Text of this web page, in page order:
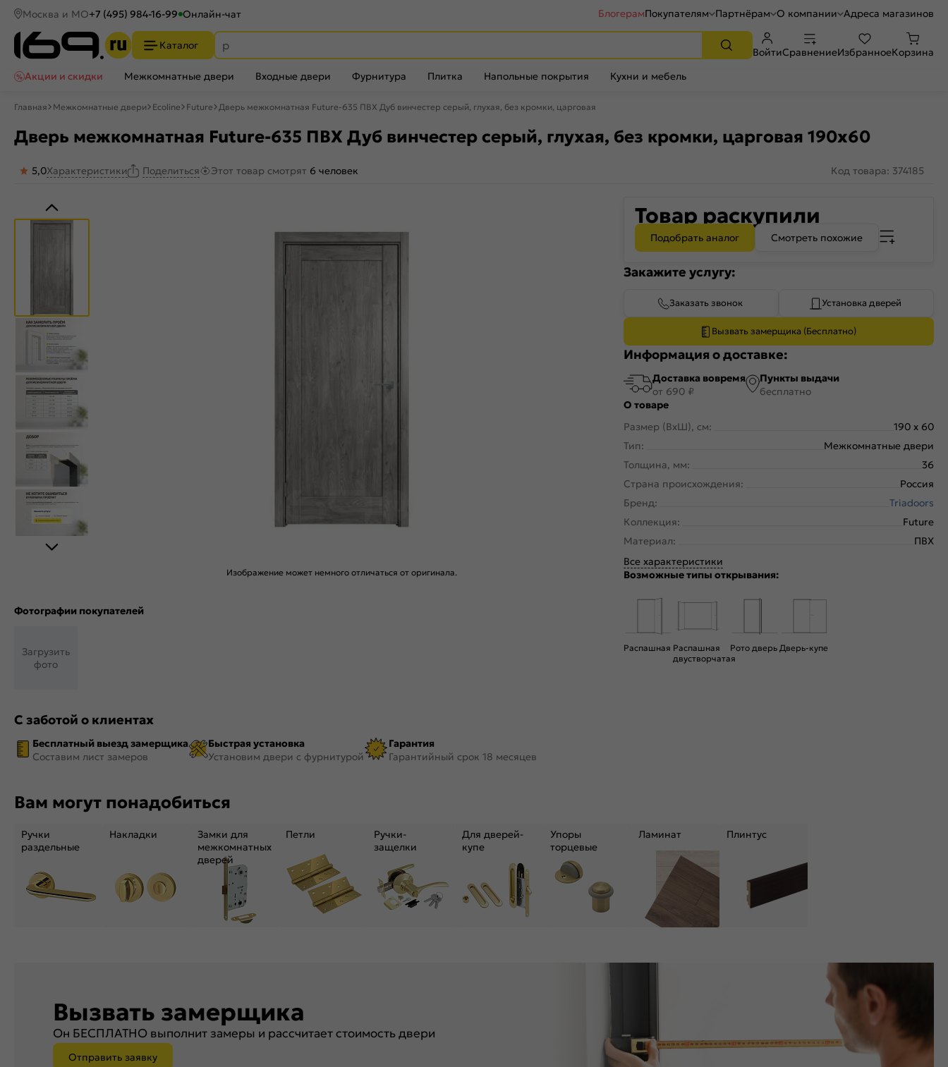
Москва и МО+7 (495) 984-16-99 Онлайн-чат БлогерамПокупателям Партнёрам О компании Адреса магазинов
Каталог
ВойтиСравнениеИзбранноеКорзина
Акции и скидки
Межкомнатные двери Входные двери Фурнитура Плитка Напольные покрытия Кухни и мебель
Главная Межкомнатные двери Ecoline Future Дверь межкомнатная Future-635 ПВХ Дуб винчестер серый, глухая, без кромки, царговая
Дверь межкомнатная Future-635 ПВХ Дуб винчестер серый, глухая, без кромки, царговая 190x60
5,0Характеристики Поделиться Этот товар смотрят 6 человек Код товара: 374185
Изображение может немного отличаться от оригинала.
Фотографии покупателей
Загрузить
фото
С заботой о клиентах
Бесплатный выезд замерщика
Составим лист замеров
Быстрая установка
Установим двери с фурнитурой
Гарантия
Гарантийный срок 18 месяцев
Товар раскупили
Подобрать аналог Смотреть похожие
Закажите услугу:
Заказать звонок Установка дверей
Вызвать замерщика (Бесплатно)
Информация о доставке:
Доставка вовремя
от 690 ₽
Пункты выдачи
бесплатно
О товаре
Размер (ВхШ), см:
190 x 60
Тип:
Межкомнатные двери
Толщина, мм:
36
Страна происхождения:
Россия
Бренд:
Triadoors
Коллекция:
Future
Материал:
ПВХ
Все характеристики
Возможные типы открывания:
Распашная Распашная
двустворчатая
Рото дверь Дверь-купе
Вам могут понадобиться
Ручки
раздельные
Накладки
Замки для
межкомнатных
дверей
Петли
Ручки-
защелки
Для дверей-
купе
Упоры
торцевые
Ламинат Плинтус
Вызвать замерщика
Он БЕСПЛАТНО выполнит замеры и рассчитает стоимость двери
Отправить заявку